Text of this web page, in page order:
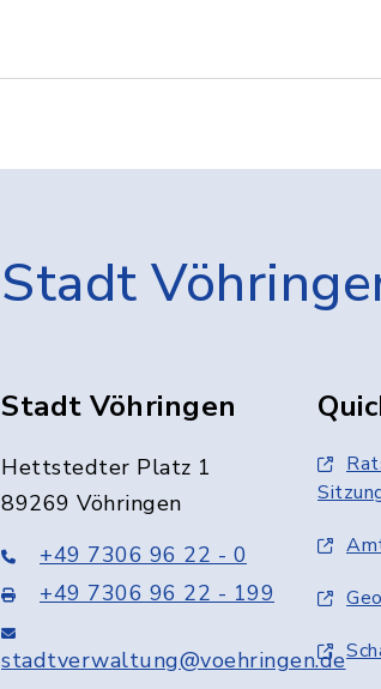
Stadt
Stadt Vöhringen
Hettstedter Platz 1
89269 Vöhringen
+49 7306 96 22 - 0
+49 7306 96 22 - 199
stadtverwaltung@voehringen.de